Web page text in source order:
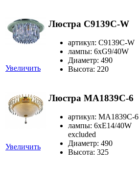
Увеличить
Люстра C9139C-W
артикул: C9139C-W
лампы: 6хG9/40W
Диаметр: 490
Высота: 220
Увеличить
Люстра MA1839C-6
артикул: MA1839C-6
лампы: 6xE14/40W
excluded
Диаметр: 490
Высота: 325